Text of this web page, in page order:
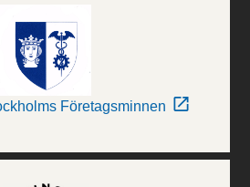
Företagsminnen